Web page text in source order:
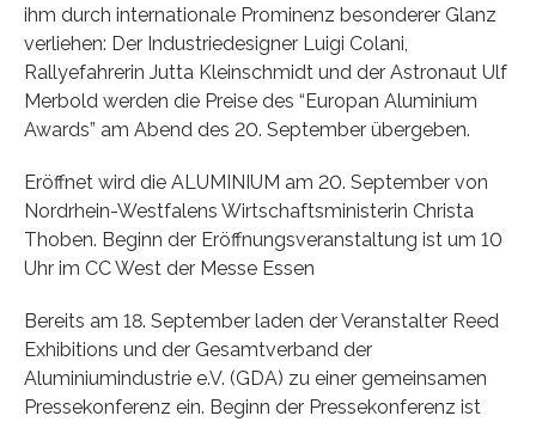
ihm durch internationale Prominenz besonderer Glanz
verliehen: Der Industriedesigner Luigi Colani,
Rallyefahrerin Jutta Kleinschmidt und der Astronaut Ulf
Merbold werden die Preise des “Europan Aluminium
Awards” am Abend des 20. September übergeben.
Eröffnet wird die ALUMINIUM am 20. September von
Nordrhein-Westfalens Wirtschaftsministerin Christa
Thoben. Beginn der Eröffnungsveranstaltung ist um 10
Uhr im CC West der Messe Essen
Bereits am 18. September laden der Veranstalter Reed
Exhibitions und der Gesamtverband der
Aluminiumindustrie e.V. (GDA) zu einer gemeinsamen
Pressekonferenz ein. Beginn der Pressekonferenz ist